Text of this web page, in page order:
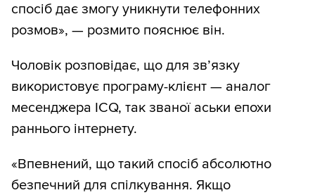
спосіб дає змогу уникнути телефонних
розмов», — розмито пояснює він.
Чоловік розповідає, що для зв’язку
використовує програму-клієнт — аналог
месенджера ICQ, так званої аськи епохи
раннього інтернету.
«Впевнений, що такий спосіб абсолютно
безпечний для спілкування. Якщо